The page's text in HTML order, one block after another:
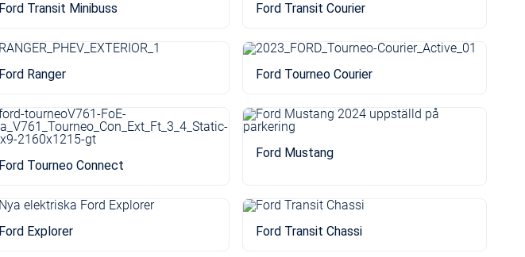
Ford Transit Minibuss Ford Transit Courier
Ford Ranger Ford Tourneo Courier
Ford Tourneo Connect
Ford Mustang
Ford Explorer Ford Transit Chassi